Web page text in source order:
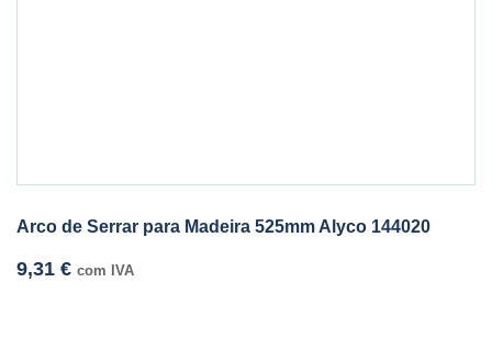
Arco de Serrar para Madeira 525mm Alyco 144020
9,31 € com IVA